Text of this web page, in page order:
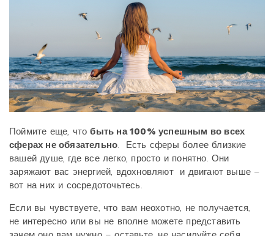
Поймите еще, чтобыть на 100% успешным во всех
сферах не обязательно. Есть сферы более близкие
вашей душе, где все легко, просто и понятно. Они
заряжают вас энергией, вдохновляют и двигают выше –
вот на них и сосредоточьтесь.
Если вы чувствуете, что вам неохотно, не получается,
не интересно или вы не вполне можете представить